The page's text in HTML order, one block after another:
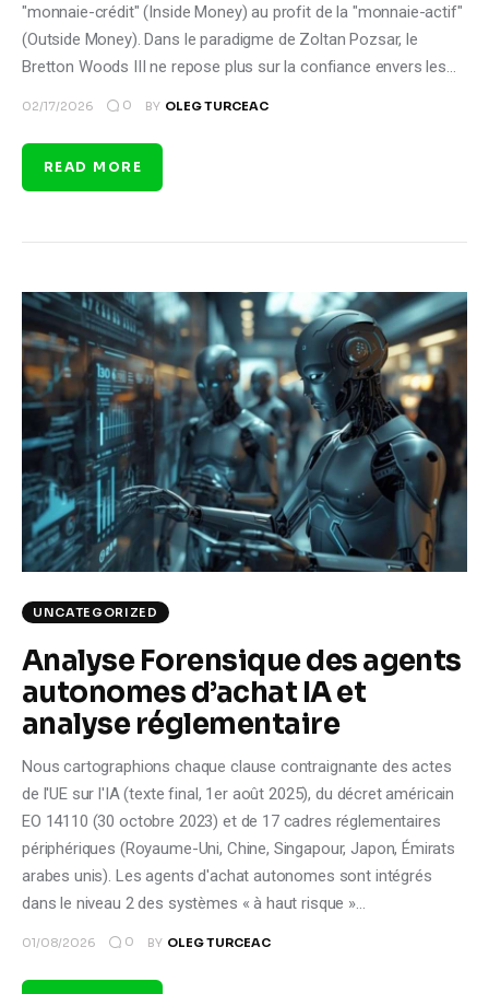
"monnaie-crédit" (Inside Money) au profit de la "monnaie-actif"
(Outside Money). Dans le paradigme de Zoltan Pozsar, le
Bretton Woods III ne repose plus sur la confiance envers les…
02/17/2026 0 BY OLEG TURCEAC
READ MORE
UNCATEGORIZED
Analyse Forensique des agents
autonomes d’achat IA et
analyse réglementaire
Nous cartographions chaque clause contraignante des actes
de l'UE sur l'IA (texte final, 1er août 2025), du décret américain
EO 14110 (30 octobre 2023) et de 17 cadres réglementaires
périphériques (Royaume-Uni, Chine, Singapour, Japon, Émirats
arabes unis). Les agents d'achat autonomes sont intégrés
dans le niveau 2 des systèmes « à haut risque »…
01/08/2026 0 BY OLEG TURCEAC